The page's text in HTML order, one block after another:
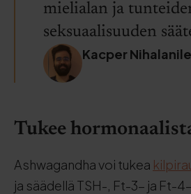
mielialan ja
seksuaalisuuden
Kacper
Tukee
Ashwagandha voi tukea
ja säädellä TSH-, Ft-3- ja Ft-